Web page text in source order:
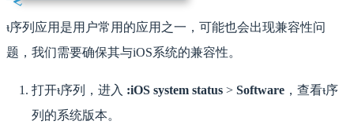
ᵼ序列应用是用户常用的应用之一，可能也会出现兼容性问
题，我们需要确保其与iOS系统的兼容性。
打开ᵼ序列，进入 :iOS system status > Software ，查看ᵼ序
列的系统版本。